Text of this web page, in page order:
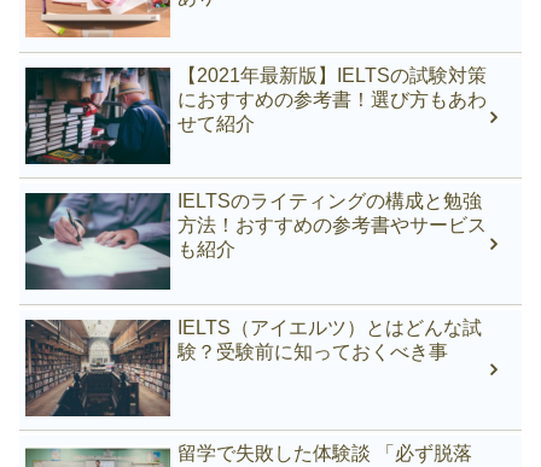
【2021年最新版】IELTSの試験対策
におすすめの参考書！選び方もあわ
せて紹介
IELTSのライティングの構成と勉強
方法！おすすめの参考書やサービス
も紹介
IELTS（アイエルツ）とはどんな試
験？受験前に知っておくべき事
留学で失敗した体験談 「必ず脱落